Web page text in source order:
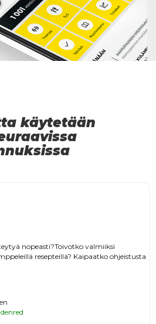
käytetään
nopeasti?Toivotko valmiiksi
resepteillä? Kaipaatko ohjeistusta